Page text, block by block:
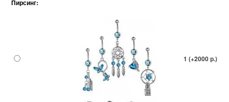
Пирсинг:
1 (+2000 р.)